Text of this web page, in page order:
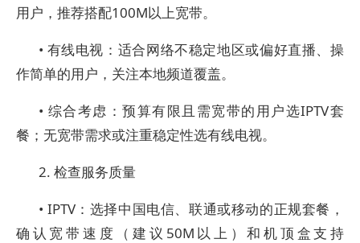
用户，推荐搭配100M以上宽带。
• 有线电视：适合网络不稳定地区或偏好直播、操
作简单的用户，关注本地频道覆盖。
• 综合考虑：预算有限且需宽带的用户选IPTV套
餐；无宽带需求或注重稳定性选有线电视。
2. 检查服务质量
• IPTV：选择中国电信、联通或移动的正规套餐，
确认宽带速度（建议50M以上）和机顶盒支持